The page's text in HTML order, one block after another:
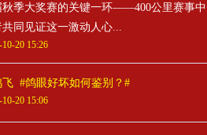
秋季大奖赛的关键一环——400公里赛事
共同见证这一激动人心...
10-20 15:26
飞 #鸽眼好坏如何鉴别？#
10-20 15:06